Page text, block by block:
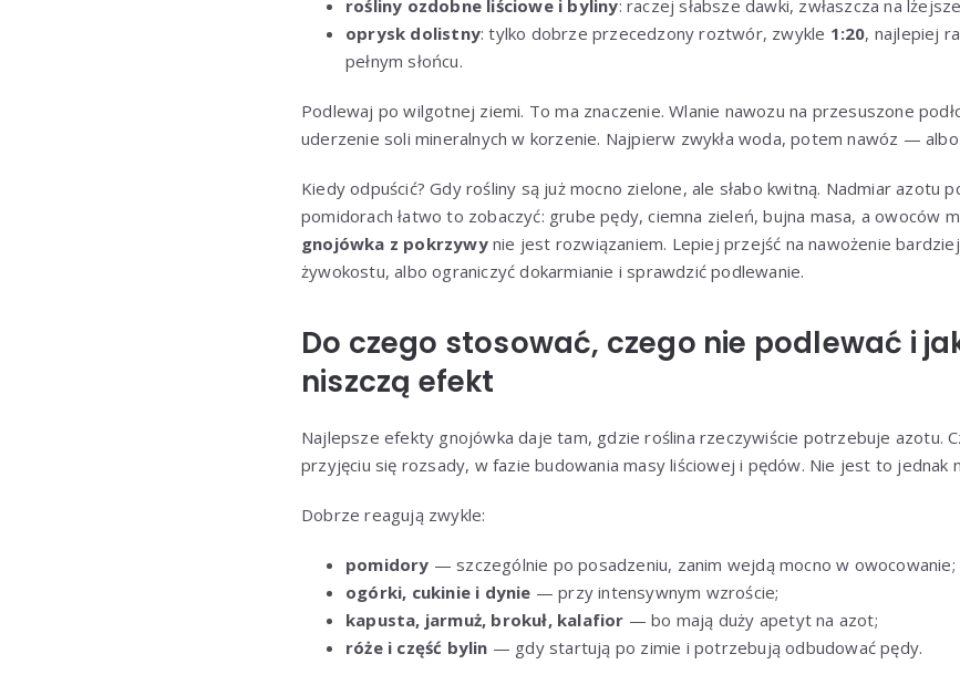
rośliny ozdobne liściowe i byliny: raczej słabsze dawki, zwłaszcza na
oprysk dolistny: tylko dobrze przecedzony roztwór, zwykle 1:20, najlepiej
pełnym słońcu.
Podlewaj po wilgotnej ziemi. To ma znaczenie. Wlanie nawozu na przesuszone
uderzenie soli mineralnych w korzenie. Najpierw zwykła woda, potem nawóz —
Kiedy odpuścić? Gdy rośliny są już mocno zielone, ale słabo kwitną. Nadmiar azotu
pomidorach łatwo to zobaczyć: grube pędy, ciemna zieleń, bujna masa, a owoców
gnojówka z pokrzywynie jest rozwiązaniem. Lepiej przejść na nawożenie
żywokostu, albo ograniczyć dokarmianie i sprawdzić podlewanie.
Do czego stosować, czego nie podlewać i
niszczą efekt
Najlepsze efekty gnojówka daje tam, gdzie roślina rzeczywiście potrzebuje azotu.
przyjęciu się rozsady, w fazie budowania masy liściowej i pędów. Nie jest to jednak
Dobrze reagują zwykle:
pomidory — szczególnie po posadzeniu, zanim wejdą mocno w owocowanie;
ogórki, cukinie i dynie — przy intensywnym wzroście;
kapusta, jarmuż, brokuł, kalafior — bo mają duży apetyt na azot;
róże i część bylin — gdy startują po zimie i potrzebują odbudować pędy.